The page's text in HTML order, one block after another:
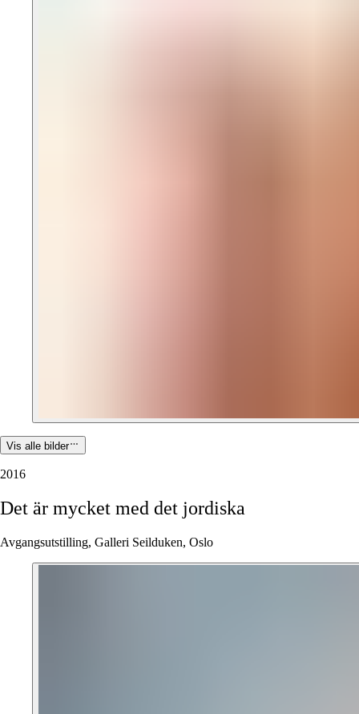
Vis alle bilder
2016
Det är mycket med det jordiska
Avgangsutstilling, Galleri Seilduken, Oslo